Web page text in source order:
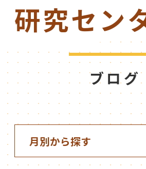
研究セン
ブログ